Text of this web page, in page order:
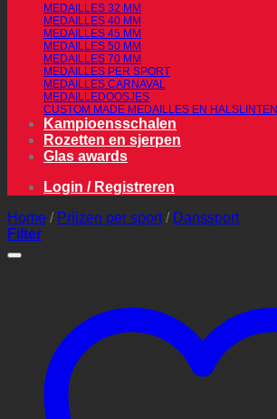
MEDAILLES 32 MM
MEDAILLES 40 MM
MEDAILLES 45 MM
MEDAILLES 50 MM
MEDAILLES 70 MM
MEDAILLES PER SPORT
MEDAILLES CARNAVAL
MEDAILLEDOOSJES
CUSTOM MADE MEDAILLES EN HALSLINTEN
Kampioensschalen
Rozetten en sjerpen
Glas awards
Login / Registreren
Home / Prijzen per sport / Danssport
Filter